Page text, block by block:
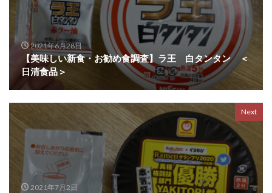
2021年6月28日
【美味しい新食・お勧め食調査】ラ王 白タンタン ＜
日清食品＞
Next
2021年7月2日